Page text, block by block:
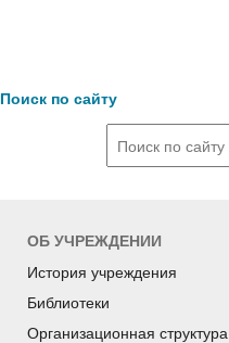
Поиск по сайту
ОБ УЧРЕЖДЕНИИ
История учреждения
Библиотеки
Организационная структура